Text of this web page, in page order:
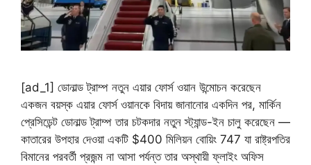
[ad_1] ডোনাল্ড ট্রাম্প নতুন এয়ার ফোর্স ওয়ান উন্মোচন করেছেন
একজন বয়স্ক এয়ার ফোর্স ওয়ানকে বিদায় জানানোর একদিন পর, মার্কিন
প্রেসিডেন্ট ডোনাল্ড ট্রাম্প তার চটকদার নতুন স্ট্যান্ড-ইন চালু করেছেন —
কাতারের উপহার দেওয়া একটি $400 মিলিয়ন বোয়িং 747 যা রাষ্ট্রপতির
বিমানের পরবর্তী প্রজন্ম না আসা পর্যন্ত তার অস্থায়ী ফ্লাইং অফিস